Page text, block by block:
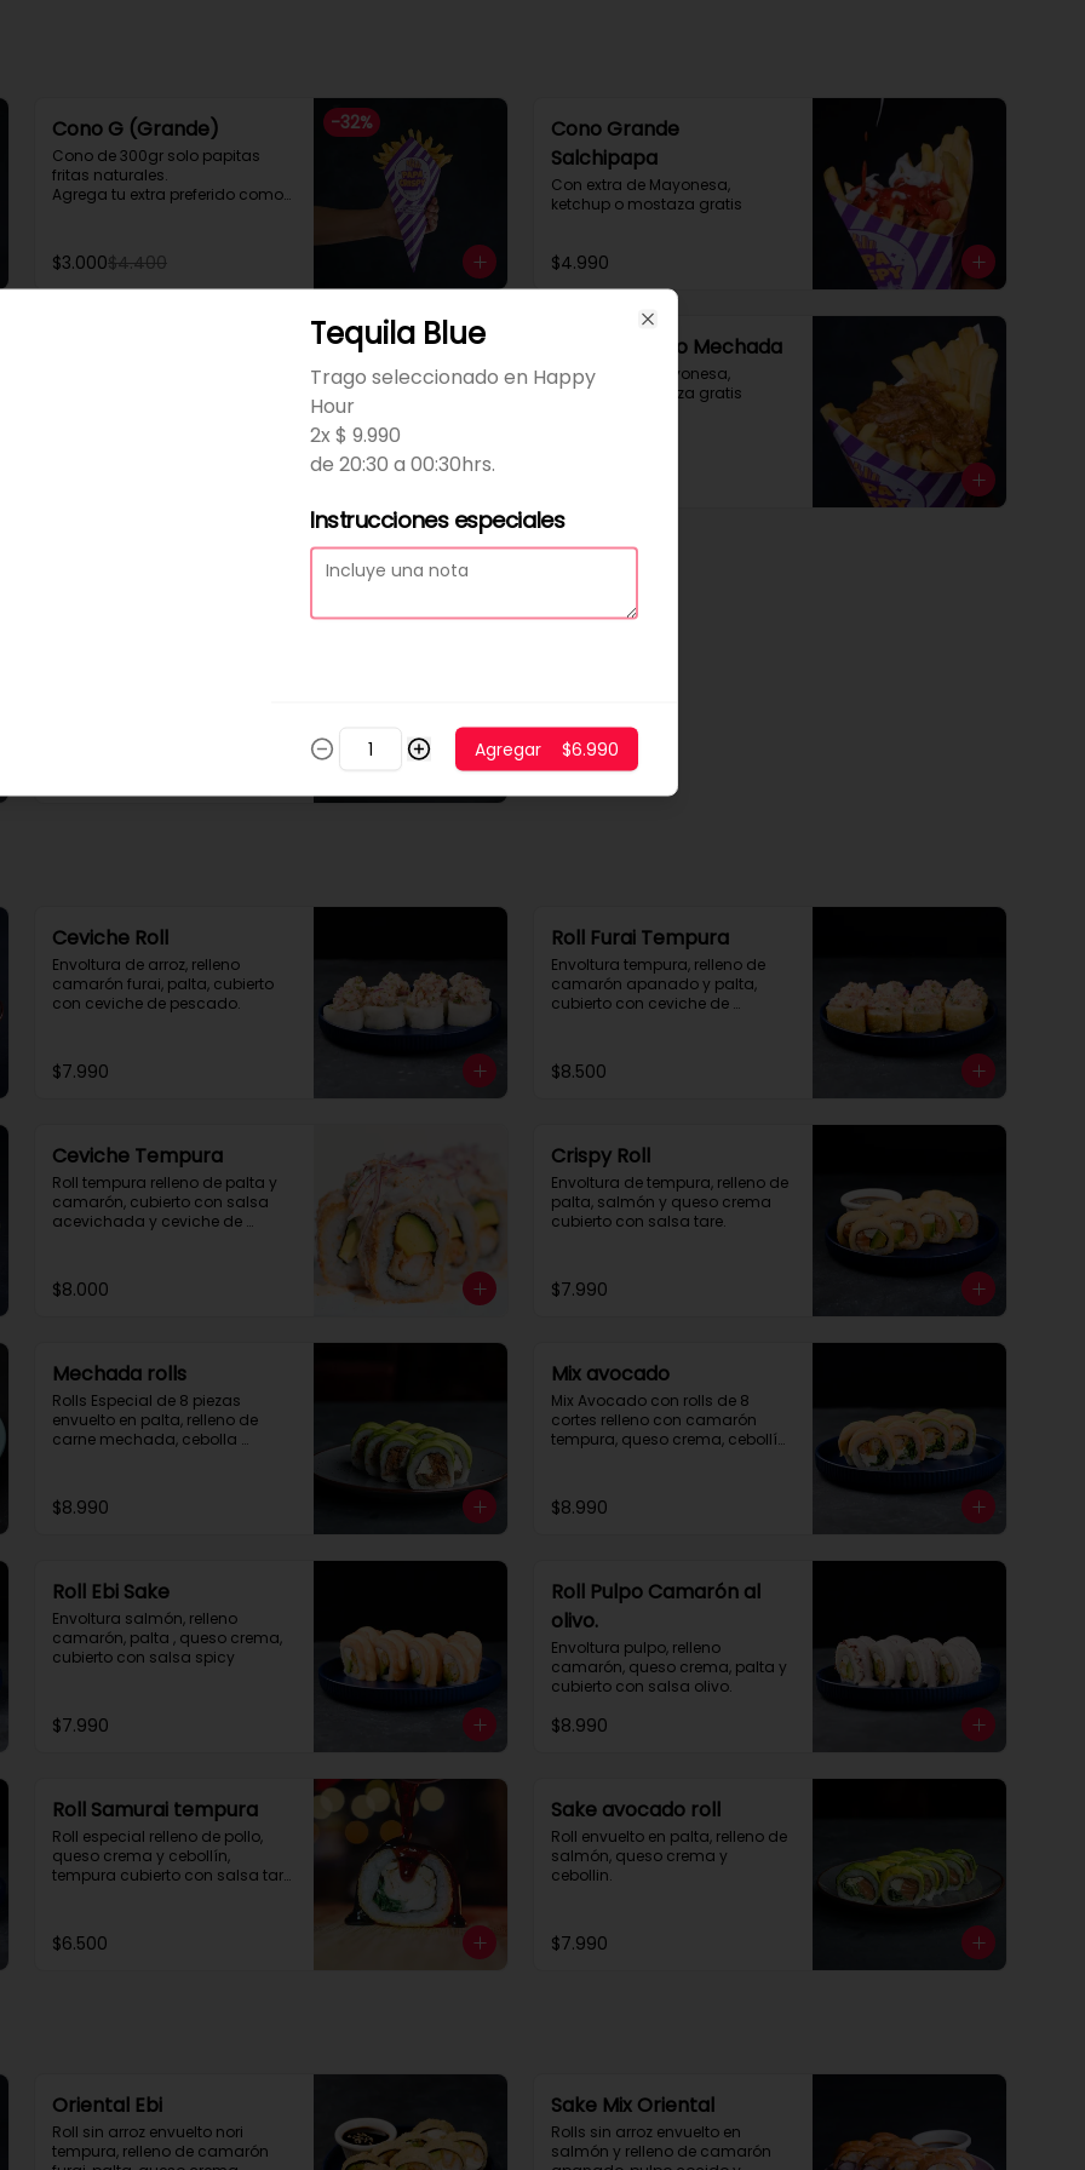
-32%
Cono G (Grande)
Cono de 300gr solo papitas
fritas naturales.
Agrega tu extra preferido como
y mucho mas....
$3.000$4.400
Cono Grande
Salchipapa
Con extra de Mayonesa,
ketchup o mostaza gratis
$4.990
Cono Mediano Mechada
Con extra de Mayonesa,
ketchup o mostaza gratis
Ceviche Roll
Envoltura de arroz, relleno
camarón furai, palta, cubierto
con ceviche de pescado.
$7.990
Roll Furai Tempura
Envoltura tempura, relleno de
camarón apanado y palta,
cubierto con ceviche de
$8.500
Ceviche Tempura
Roll tempura relleno de palta y
camarón, cubierto con salsa
acevichada y ceviche de
$8.000
Crispy Roll
Envoltura de tempura, relleno de
palta, salmón y queso crema
cubierto con salsa tare.
$7.990
Mechada rolls
Rolls Especial de 8 piezas
envuelto en palta, relleno de
carne mechada, cebolla
$8.990
Mix avocado
Mix Avocado con rolls de 8
cortes relleno con camarón
tempura, queso crema, cebollín
y toques de merquén.
$8.990
Roll Ebi Sake
Envoltura salmón, relleno
camarón, palta , queso crema,
cubierto con salsa spicy
$7.990
Roll Pulpo Camarón al
olivo.
Envoltura pulpo, relleno
camarón, queso crema, palta y
cubierto con salsa olivo.
$8.990
Roll Samurai tempura
Roll especial relleno de pollo,
queso crema y cebollín,
tempura cubierto con salsa tare
$6.500
Sake avocado roll
Roll envuelto en palta, relleno de
salmón, queso crema y
cebollin.
$7.990
Oriental Ebi
Roll sin arroz envuelto nori
tempura, relleno de camarón
Sake Mix Oriental
Rolls sin arroz envuelto en
salmón y relleno de camarón
Tequila Blue
Trago seleccionado en Happy
Hour
2x $ 9.990
de 20:30 a 00:30hrs.
Instrucciones especiales
Agregar $6.990
Close